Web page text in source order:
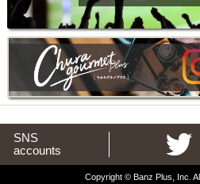
SNS
accounts
Copyright © Banz Plus, Inc.